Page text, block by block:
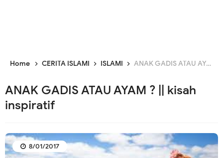
Home CERITA ISLAMI ISLAMI ANAK GADIS ATAU AYAM ? || kisah inspiratif
ANAK GADIS ATAU AYAM ? || kisah
inspiratif
8/01/2017